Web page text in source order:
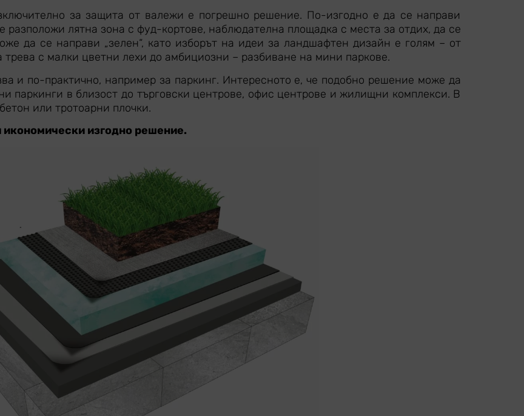
за защита от валежи е погрешно решение. По-изгодно е да се направи
разположи лятна зона с фуд-кортове, наблюдателна площадка с места за отдих, да се
да се направи „зелен“, като изборът на идеи за ландшафтен дизайн е голям – от
с малки цветни лехи до амбициозни – разбиване на мини паркове.
и по-практично, например за паркинг. Интересното е, че подобно решение може да
паркинги в близост до търговски центрове, офис центрове и жилищни комплекси. В
или тротоарни плочки.
изгодно решение.